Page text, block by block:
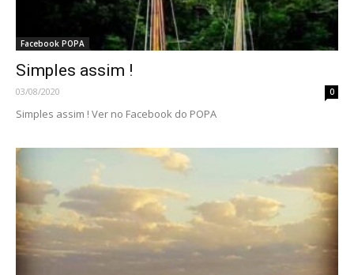
Facebook POPA
Simples assim !
03/08/2020 0
Simples assim ! Ver no Facebook do POPA